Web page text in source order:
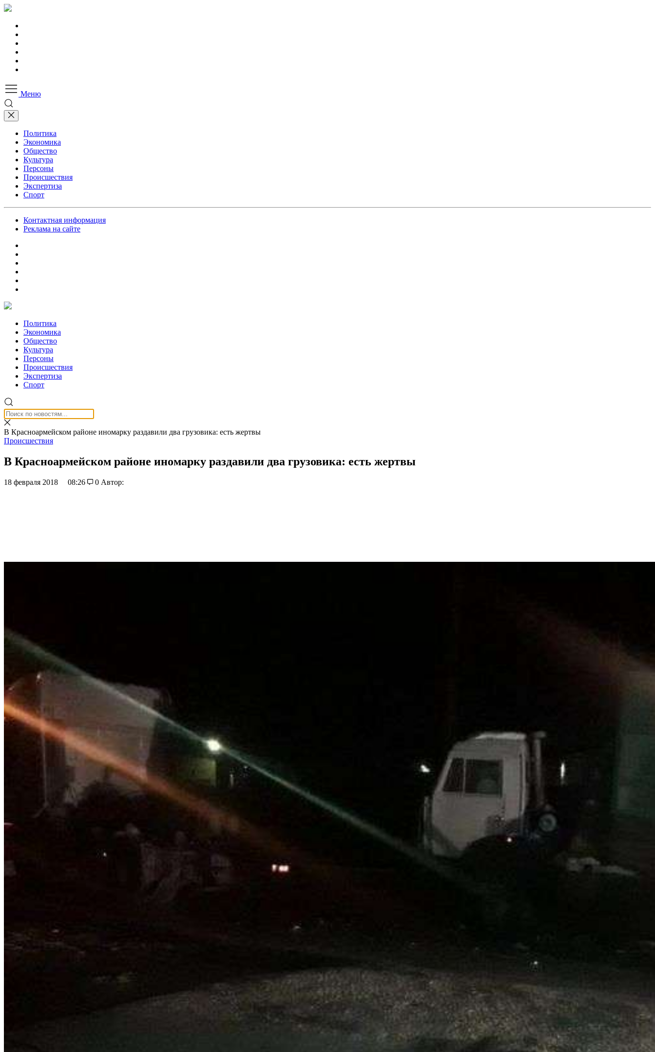
Меню
Политика
Экономика
Общество
Культура
Персоны
Происшествия
Экспертиза
Спорт
Контактная информация
Реклама на сайте
Политика
Экономика
Общество
Культура
Персоны
Происшествия
Экспертиза
Спорт
В Красноармейском районе иномарку раздавили два грузовика: есть жертвы
Происшествия
В Красноармейском районе иномарку раздавили два грузовика: есть жертвы
18 февраля 2018 08:26 0 Автор: